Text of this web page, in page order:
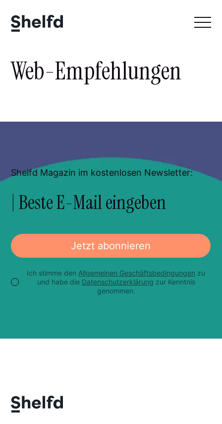
Web-Empfehlungen
Shelfd Magazin im kostenlosen Newsletter:
Jetzt abonnieren
Ich stimme den Allgemeinen Geschäftsbedingungen zu
und habe die Datenschutzerklärung zur Kenntnis
genommen.